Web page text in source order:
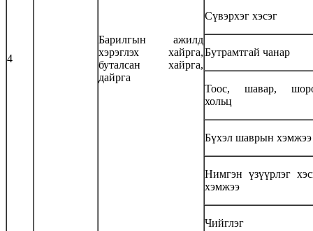
4
Барилгын ажилд
хэрэглэх хайрга,
буталсан хайрга,
дайрга
Сүвэрхэг хэсэг
Бутрамтгай чанар
Тоос, шавар,
хольц
Бүхэл шаврын хэмжээ
Нимгэн үзүүрлэг
хэмжээ
Чийглэг